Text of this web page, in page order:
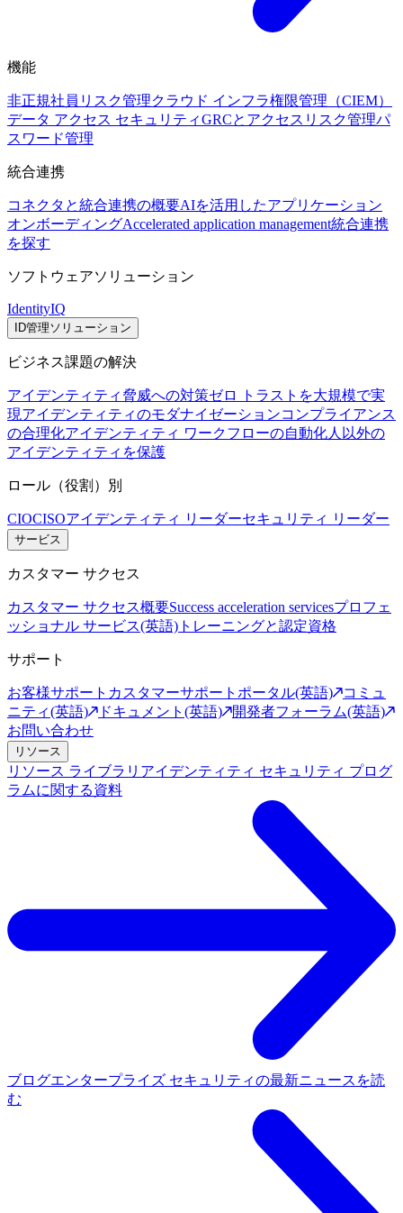
機能
非正規社員リスク管理クラウド インフラ権限管理（CIEM）
データ アクセス セキュリティGRCとアクセスリスク管理パ
スワード管理
統合連携
コネクタと統合連携の概要AIを活用したアプリケーション
オンボーディングAccelerated application management統合連携
を探す
ソフトウェアソリューション
IdentityIQ
ID管理ソリューション
ビジネス課題の解決
アイデンティティ脅威への対策ゼロ トラストを大規模で実
現アイデンティティのモダナイゼーションコンプライアンス
の合理化アイデンティティ ワークフローの自動化人以外の
アイデンティティを保護
ロール（役割）別
CIOCISOアイデンティティ リーダーセキュリティ リーダー
サービス
カスタマー サクセス
カスタマー サクセス概要Success acceleration servicesプロフェ
ッショナル サービス(英語) トレーニングと認定資格
サポート
お客様サポート カスタマーサポートポータル(英語)
コミュ
ニティ(英語)
ドキュメント(英語)
開発者フォーラム(英語)
お問い合わせ
リソース
リソース ライブラリ アイデンティティ セキュリティ プログ
ラムに関する資料
ブログエンタープライズ セキュリティの最新ニュースを読
む